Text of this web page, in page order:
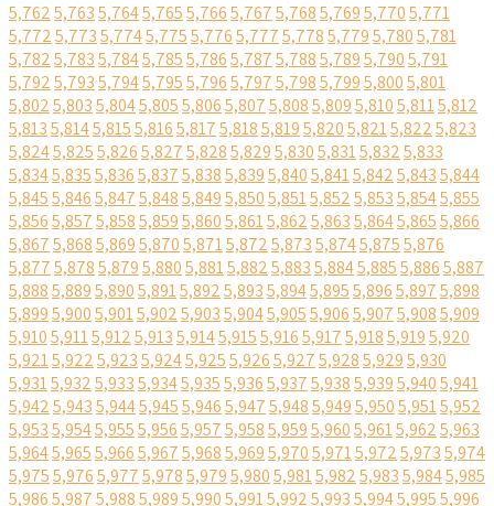
5,7625,7635,7645,7655,7665,7675,7685,7695,7705,771
5,7725,7735,7745,7755,7765,7775,7785,7795,7805,781
5,7825,7835,7845,7855,7865,7875,7885,7895,7905,791
5,7925,7935,7945,7955,7965,7975,7985,7995,8005,801
5,8025,8035,8045,8055,8065,8075,8085,8095,8105,8115,812
5,8135,8145,8155,8165,8175,8185,8195,8205,8215,8225,823
5,8245,8255,8265,8275,8285,8295,8305,8315,8325,833
5,8345,8355,8365,8375,8385,8395,8405,8415,8425,8435,844
5,8455,8465,8475,8485,8495,8505,8515,8525,8535,8545,855
5,8565,8575,8585,8595,8605,8615,8625,8635,8645,8655,866
5,8675,8685,8695,8705,8715,8725,8735,8745,8755,876
5,8775,8785,8795,8805,8815,8825,8835,8845,8855,8865,887
5,8885,8895,8905,8915,8925,8935,8945,8955,8965,8975,898
5,8995,9005,9015,9025,9035,9045,9055,9065,9075,9085,909
5,9105,9115,9125,9135,9145,9155,9165,9175,9185,9195,920
5,9215,9225,9235,9245,9255,9265,9275,9285,9295,930
5,9315,9325,9335,9345,9355,9365,9375,9385,9395,9405,941
5,9425,9435,9445,9455,9465,9475,9485,9495,9505,9515,952
5,9535,9545,9555,9565,9575,9585,9595,9605,9615,9625,963
5,9645,9655,9665,9675,9685,9695,9705,9715,9725,9735,974
5,9755,9765,9775,9785,9795,9805,9815,9825,9835,9845,985
5,9865,9875,9885,9895,9905,9915,9925,9935,9945,9955,996